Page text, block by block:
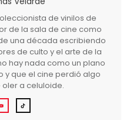
de vinilos de
de la sala de cine como
una década escribiendo
de culto y el arte de la
hay nada como un plano
y que el cine perdió algo
a celuloide.